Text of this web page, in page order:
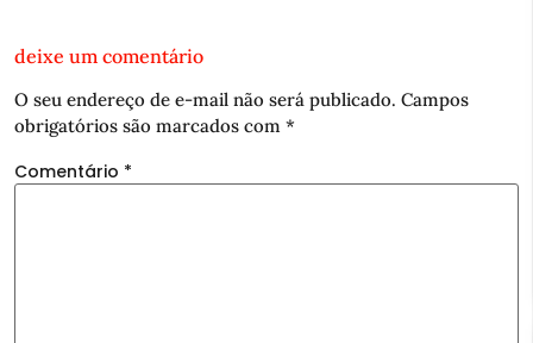
deixe um comentário
O seu endereço de e-mail não será publicado. Campos
obrigatórios são marcados com *
Comentário *